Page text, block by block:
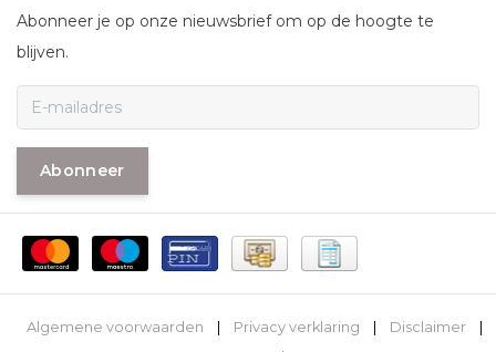
Abonneer je op onze nieuwsbrief om op de hoogte te
blijven.
Abonneer
Algemene voorwaarden Privacy verklaring Disclaimer